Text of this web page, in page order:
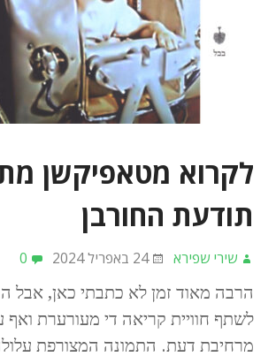
לקרוא מטאפיקשן
תודעת החורבן
שירי שפירא 24 באפריל 2024 0
הרבה מאוד זמן לא כתבתי כאן, אבל
לשתף חוויית קריאה די מעורערת ואף
מרחיבת דעת. התמונה המצורפת